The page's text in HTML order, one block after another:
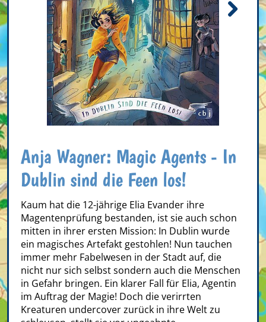
Anja Wagner: Magic Agents - In
Dublin sind die Feen los!
Kaum hat die 12-jährige Elia Evander ihre
Magentenprüfung bestanden, ist sie auch schon
mitten in ihrer ersten Mission: In Dublin wurde
ein magisches Artefakt gestohlen! Nun tauchen
immer mehr Fabelwesen in der Stadt auf, die
nicht nur sich selbst sondern auch die Menschen
in Gefahr bringen. Ein klarer Fall für Elia, Agentin
im Auftrag der Magie! Doch die verirrten
Kreaturen undercover zurück in ihre Welt zu